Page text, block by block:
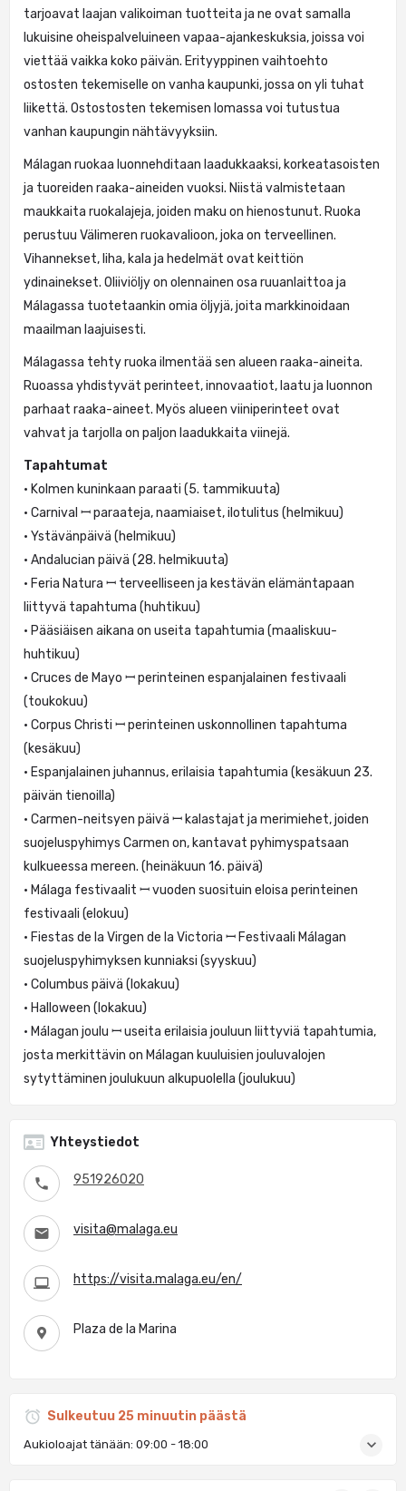
tarjoavat laajan valikoiman tuotteita ja ne ovat samalla
lukuisine oheispalveluineen vapaa-ajankeskuksia, joissa voi
viettää vaikka koko päivän. Erityyppinen vaihtoehto
ostosten tekemiselle on vanha kaupunki, jossa on yli tuhat
liikettä. Ostostosten tekemisen lomassa voi tutustua
vanhan kaupungin nähtävyyksiin.
Málagan ruokaa luonnehditaan laadukkaaksi, korkeatasoisten
ja tuoreiden raaka-aineiden vuoksi. Niistä valmistetaan
maukkaita ruokalajeja, joiden maku on hienostunut. Ruoka
perustuu Välimeren ruokavalioon, joka on terveellinen.
Vihannekset, liha, kala ja hedelmät ovat keittiön
ydinainekset. Oliiviöljy on olennainen osa ruuanlaittoa ja
Málagassa tuotetaankin omia öljyjä, joita markkinoidaan
maailman laajuisesti.
Málagassa tehty ruoka ilmentää sen alueen raaka-aineita.
Ruoassa yhdistyvät perinteet, innovaatiot, laatu ja luonnon
parhaat raaka-aineet. Myös alueen viiniperinteet ovat
vahvat ja tarjolla on paljon laadukkaita viinejä.
Tapahtumat
• Kolmen kuninkaan paraati (5. tammikuuta)
• Carnival ꟷ paraateja, naamiaiset, ilotulitus (helmikuu)
• Ystävänpäivä (helmikuu)
• Andalucian päivä (28. helmikuuta)
• Feria Natura ꟷ terveelliseen ja kestävän elämäntapaan
liittyvä tapahtuma (huhtikuu)
• Pääsiäisen aikana on useita tapahtumia (maaliskuu-
huhtikuu)
• Cruces de Mayo ꟷ perinteinen espanjalainen festivaali
(toukokuu)
• Corpus Christi ꟷ perinteinen uskonnollinen tapahtuma
(kesäkuu)
• Espanjalainen juhannus, erilaisia tapahtumia (kesäkuun 23.
päivän tienoilla)
• Carmen-neitsyen päivä ꟷ kalastajat ja merimiehet, joiden
suojeluspyhimys Carmen on, kantavat pyhimyspatsaan
kulkueessa mereen. (heinäkuun 16. päivä)
• Málaga festivaalit ꟷ vuoden suosituin eloisa perinteinen
festivaali (elokuu)
• Fiestas de la Virgen de la Victoria ꟷ Festivaali Málagan
suojeluspyhimyksen kunniaksi (syyskuu)
• Columbus päivä (lokakuu)
• Halloween (lokakuu)
• Málagan joulu ꟷ useita erilaisia jouluun liittyviä tapahtumia,
josta merkittävin on Málagan kuuluisien jouluvalojen
sytyttäminen joulukuun alkupuolella (joulukuu)
Yhteystiedot
951926020
visita@malaga.eu
https://visita.malaga.eu/en/
Plaza de la Marina
Sulkeutuu 25 minuutin päästä
Aukioloajat tänään: 09:00 - 18:00